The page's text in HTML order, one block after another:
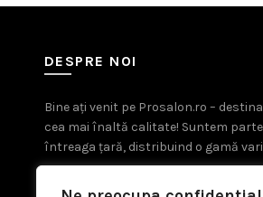
DESPRE NOI
Bine ați venit pe Prosalon.ro –
cea mai înaltă calitate! Suntem
întreaga țară, distribuind o gamă